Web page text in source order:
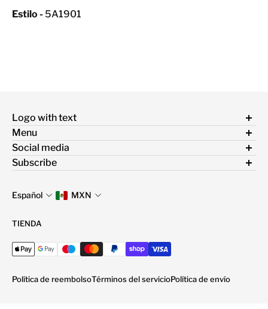
Estilo -5A1901
Logo with text
Menu
Términos y condiciones
Política de privacidad
Política de devolución
Social media
Síguenos en nuestras redes sociales para enterarte de lo
Subscribe
Correo electrónico
Español MXN
TIENDA
Política de reembolsoTérminos del servicioPolítica de envío